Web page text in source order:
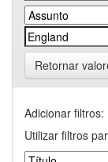
Retornar
Adicionar filtros:
Utilizar filtros